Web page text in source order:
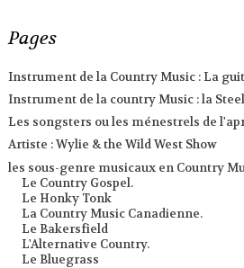
Pages
Instrument de la Country Music : La
Instrument de la country Music : la
Les songsters ou les ménestrels de
Artiste : Wylie & the Wild West Show
les sous-genre musicaux en Country
Le Country Gospel.
Le Honky Tonk
La Country Music Canadienne.
Le Bakersfield
L'Alternative Country.
Le Bluegrass